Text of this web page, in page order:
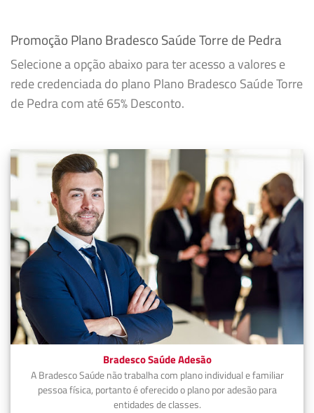
Promoção Plano Bradesco Saúde Torre de Pedra
Selecione a opção abaixo para ter acesso a valores e
rede credenciada do plano Plano Bradesco Saúde Torre
de Pedra com até 65% Desconto.
Bradesco Saúde Adesão
A Bradesco Saúde não trabalha com plano individual e familiar
pessoa física, portanto é oferecido o plano por adesão para
entidades de classes.